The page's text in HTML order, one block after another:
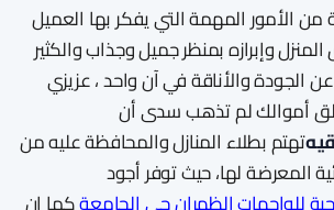
من الأمور المهمة التي يفكر بها العميل
وإبرازه بمنظر جميل وجذاب والكثير
الجودة والأناقة في آن واحد ، عزيزي
أموالك لم تذهب سدى أن
تهتم بطلاء المنازل والمحافظة عليه من
المعرضة لها، حيث توفر أجود